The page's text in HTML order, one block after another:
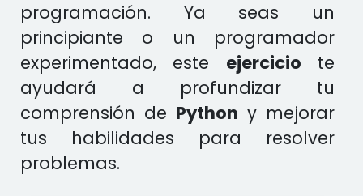
programación. Ya seas un
principiante o un programador
experimentado, este ejercicio te
ayudará a profundizar tu
comprensión de Python y mejorar
tus habilidades para resolver
problemas.